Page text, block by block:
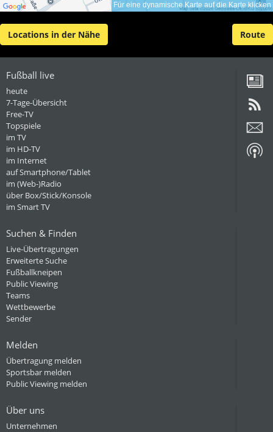
Für eine dynamische Karte auf die Karte klicken
Locations in der Nähe Route
Fußball live
heute
7-Tage-Übersicht
Free-TV
Topspiele
im TV
im HD-TV
im Internet
auf Smartphone/Tablet
im (Web-)Radio
über Box/Stick/Konsole
im Smart TV
Suchen & Finden
Live-Übertragungen
Erweiterte Suche
Fußballkneipen
Public Viewing
Teams
Wettbewerbe
Sender
Melden
Übertragung melden
Sportsbar melden
Public Viewing melden
Über uns
Unternehmen